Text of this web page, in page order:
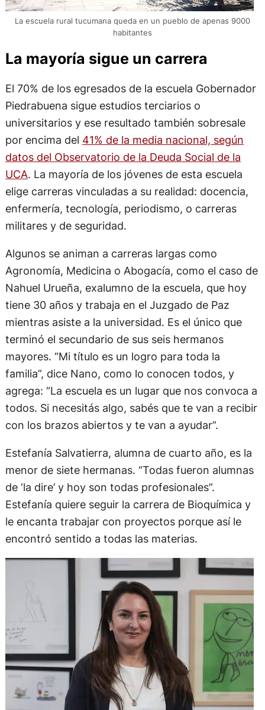
La escuela rural tucumana queda en un pueblo de apenas 9000
habitantes
La mayoría sigue un carrera
El 70% de los egresados de la escuela Gobernador
Piedrabuena sigue estudios terciarios o
universitarios y ese resultado también sobresale
por encima del 41% de la media nacional, según
datos del Observatorio de la Deuda Social de la
UCA. La mayoría de los jóvenes de esta escuela
elige carreras vinculadas a su realidad: docencia,
enfermería, tecnología, periodismo, o carreras
militares y de seguridad.
Algunos se animan a carreras largas como
Agronomía, Medicina o Abogacía, como el caso de
Nahuel Urueña, exalumno de la escuela, que hoy
tiene 30 años y trabaja en el Juzgado de Paz
mientras asiste a la universidad. Es el único que
terminó el secundario de sus seis hermanos
mayores. “Mi título es un logro para toda la
familia”, dice Nano, como lo conocen todos, y
agrega: “La escuela es un lugar que nos convoca a
todos. Si necesitás algo, sabés que te van a recibir
con los brazos abiertos y te van a ayudar”.
Estefanía Salvatierra, alumna de cuarto año, es la
menor de siete hermanas. “Todas fueron alumnas
de ‘la dire’ y hoy son todas profesionales”.
Estefanía quiere seguir la carrera de Bioquímica y
le encanta trabajar con proyectos porque así le
encontró sentido a todas las materias.